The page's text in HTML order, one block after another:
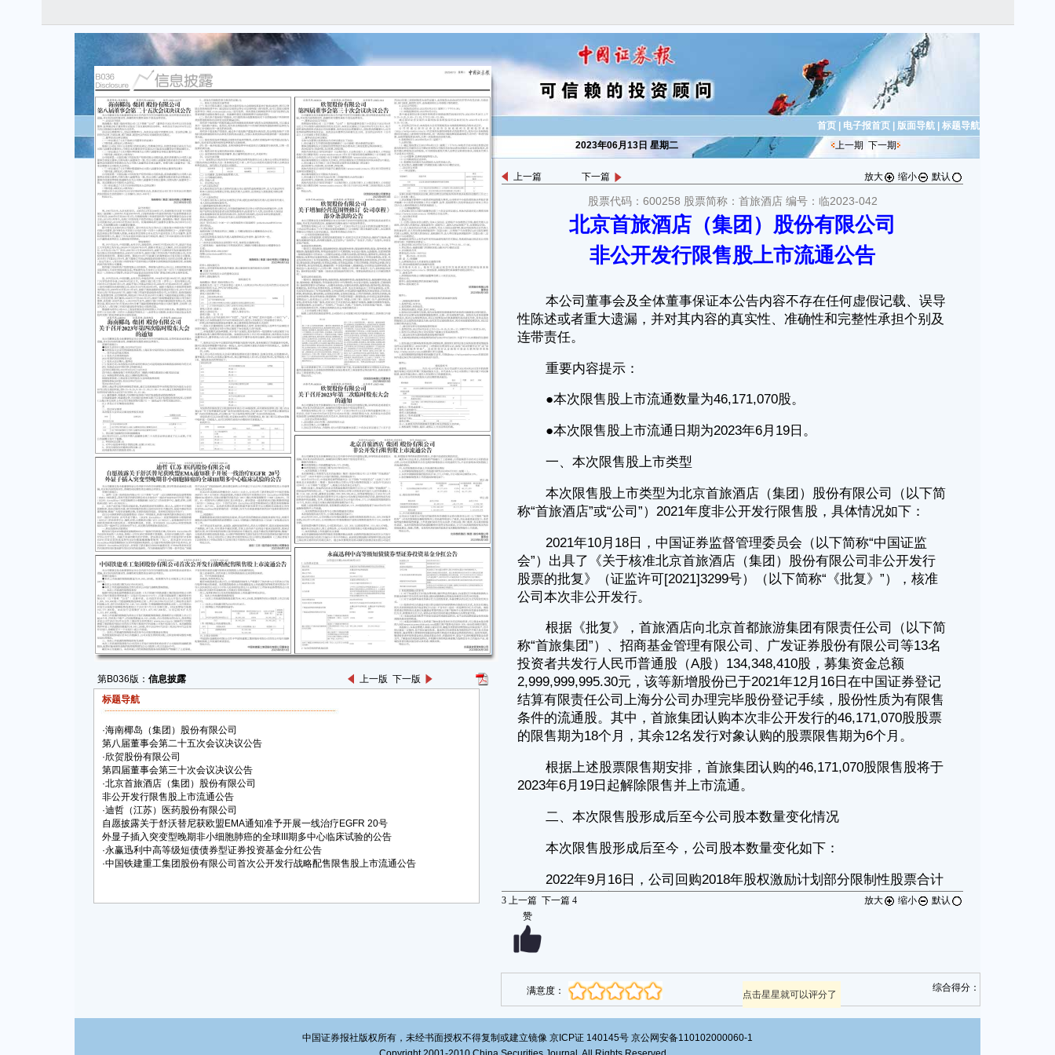
第B036版： 信息披露 上一版 下一版
标题导航
·海南椰岛（集团）股份有限公司
第八届董事会第二十五次会议决议公告
·欣贺股份有限公司
第四届董事会第三十次会议决议公告
·北京首旅酒店（集团）股份有限公司
非公开发行限售股上市流通公告
·迪哲（江苏）医药股份有限公司
自愿披露关于舒沃替尼获欧盟EMA通知准予开展一线治疗EGFR 20号
外显子插入突变型晚期非小细胞肺癌的全球III期多中心临床试验的公告
·永赢迅利中高等级短债债券型证券投资基金分红公告
·中国铁建重工集团股份有限公司首次公开发行战略配售限售股上市流通公告
首页 电子报首页 版面导航
标题导航
2023年06月13日 星期二
上一期 下一期
上一篇 下一篇 放大 缩小 默认
股票代码：600258 股票简称：首旅酒店 编号：临2023-042
北京首旅酒店（集团）股份有限公司
非公开发行限售股上市流通公告
本公司董事会及全体董事保证本公告内容不存在任何虚假记载、误导
性陈述或者重大遗漏，并对其内容的真实性、准确性和完整性承担个别及
连带责任。
重要内容提示：
●本次限售股上市流通数量为46,171,070股。
●本次限售股上市流通日期为2023年6月19日。
一、本次限售股上市类型
本次限售股上市类型为北京首旅酒店（集团）股份有限公司（以下简
称“首旅酒店”或“公司”）2021年度非公开发行限售股，具体情况如下：
2021年10月18日，中国证券监督管理委员会（以下简称“中国证监
会”）出具了《关于核准北京首旅酒店（集团）股份有限公司非公开发行
股票的批复》（证监许可[2021]3299号）（以下简称“《批复》”），核准
公司本次非公开发行。
根据《批复》，首旅酒店向北京首都旅游集团有限责任公司（以下简
称“首旅集团”）、招商基金管理有限公司、广发证券股份有限公司等13名
投资者共发行人民币普通股（A股）134,348,410股，募集资金总额
2,999,999,995.30元，该等新增股份已于2021年12月16日在中国证券登记
结算有限责任公司上海分公司办理完毕股份登记手续，股份性质为有限售
条件的流通股。其中，首旅集团认购本次非公开发行的46,171,070股股票
的限售期为18个月，其余12名发行对象认购的股票限售期为6个月。
根据上述股票限售期安排，首旅集团认购的46,171,070股限售股将于
2023年6月19日起解除限售并上市流通。
二、本次限售股形成后至今公司股本数量变化情况
本次限售股形成后至今，公司股本数量变化如下：
2022年9月16日，公司回购2018年股权激励计划部分限制性股票合计
2,389,998股并注销；2022年10月20日，公司回购2018年股权激励计划部
分限制性股票合计134,250股并注销。
前述股票回购并注销后，公司总股本由1,121,383,122股变更为
1,118,858,874股。
截至本公告出具日，除上述情况外，公司未发生其他导致公司股本数
本次申请解除股份限售的股东首旅集团做出承诺：认购的首旅酒店因
本次非公开发行的股份自股份发行结束之日起18个月内不得转让。前述锁
定期届满后将按照中国证监会和上海证券交易所的有关规定执行。通过本
的部分，亦遵守前述锁定期的约定。
截至本公告出具日，首旅集团严格履行了上述承诺，且首旅集团不存
在对公司的资金占用，公司对首旅集团不存在违规担保等损害公司利益的
行为，不存在影响本次限售股上市流通的情况。
四、本次限售股份申请上市流通的基本情况
1、本次解除限售股份的上市流通日期为2023年6月19日（星期
2、本次申请解除限售的股份共计46,171,070股，占公司股本总额的
3、股份解除限售及上市流通具体情况如下：
五、股份变动结构表
3 上一篇 下一篇 4 放大 缩小
默认
赞
满意度： 点击星星就可以评分了
综合得分：
中国证券报社版权所有，未经书面授权不得复制或建立镜像 京ICP证 140145号 京公网安备110102000060-1